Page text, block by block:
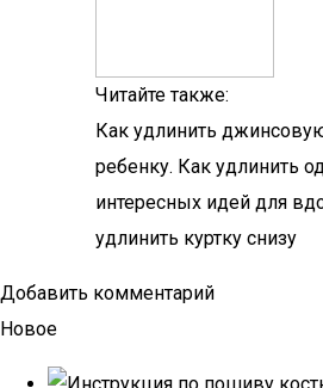
Читайте также:
Как удлинить
ребенку. Как удлинить
интересных идей для
удлинить куртку снизу
Добавить комментарий
Новое